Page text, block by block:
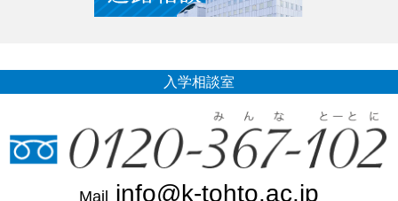
入学相談室
Mail info@k-tohto.ac.jp